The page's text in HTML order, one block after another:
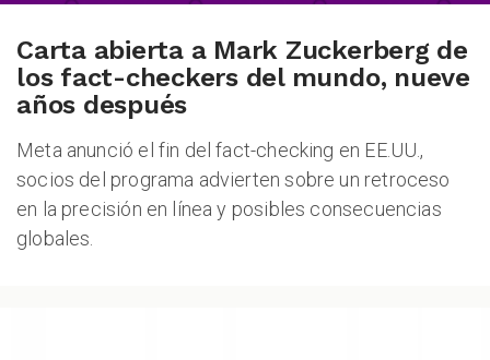
Carta abierta a Mark Zuckerberg de
los fact-checkers del mundo, nueve
años después
Meta anunció el fin del fact-checking en EE.UU.,
socios del programa advierten sobre un retroceso
en la precisión en línea y posibles consecuencias
globales.